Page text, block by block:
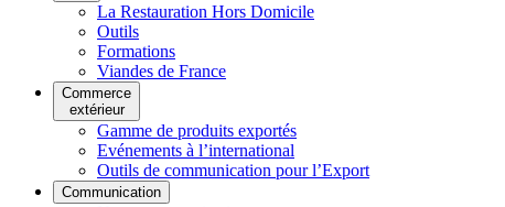
La Restauration Hors Domicile
Outils
Formations
Viandes de France
Commerce
extérieur
Gamme de produits exportés
Evénements à l’international
Outils de communication pour l’Export
Communication